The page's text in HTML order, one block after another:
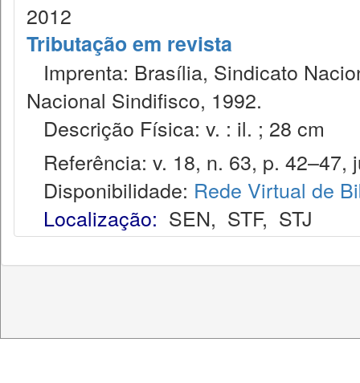
2012
Tributação em revista
Imprenta: Brasília, Sindicato
Nacional Sindifisco, 1992.
Descrição Física: v. : il. ; 28 cm
Referência: v. 18, n. 63, p. 42–47,
Disponibilidade: Rede Virtual de
Localização: SEN, STF, STJ